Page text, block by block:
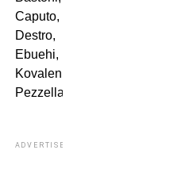
Caputo,
Destro,
Ebuehi,
Kovalenko,
Pezzella
ADVERTISEMENT